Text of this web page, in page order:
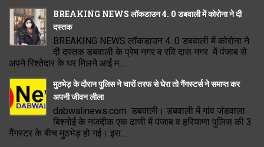
BREAKING NEWS लॉकडाउन 4. 0 डबवाली में कोरोना ने दी
दस्तक
BREAKING NEWS लॉकडाउन 4. 0 डबवाली में कोरोना ने
दी दस्तक डबवाली के प्रेम नगर व रवि दास नगर में पंजाब से
अपने रिश्तेदार के घर मिलने आई म...
मुठभेड़ के दौरान पुलिस ने चारों तरफ से घेरा तो गैंगस्टर्स ने समाप्त कर
अपनी जीवन लीला
dabwalinews.com डबवाली। डबवाली में गांव जंडवाला
बिश्नोई के नजदीक एक ढाणी में पंजाब व हरियाणा पुलिस की 3
गैंगस्टर के बीच मुठभेड़ हो गई। इस...